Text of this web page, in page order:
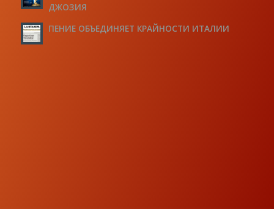
ДЖОЗИЯ
ПЕНИЕ ОБЪЕДИНЯЕТ КРАЙНОСТИ ИТАЛИИ